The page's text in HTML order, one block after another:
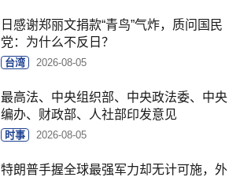
日感谢郑丽文捐款“青鸟”气炸，质问国民
党：为什么不反日？
台湾 2026-08-05
最高法、中央组织部、中央政法委、中央
编办、财政部、人社部印发意见
时事 2026-08-05
特朗普手握全球最强军力却无计可施，外